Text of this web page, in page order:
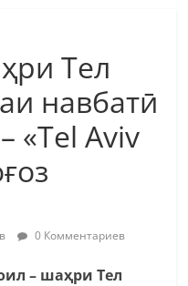
Тел
навбатӣ
«Tel Aviv
0 Комментариев
– шаҳри Тел